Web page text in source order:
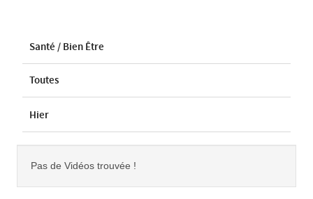
Santé / Bien Être
Toutes
Hier
Pas de Vidéos trouvée !